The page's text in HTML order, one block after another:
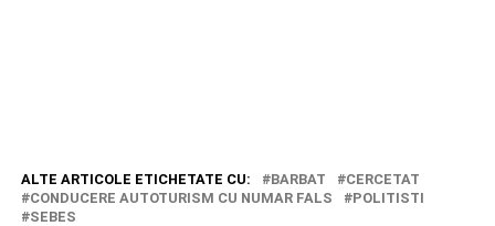
ALTE ARTICOLE ETICHETATE CU: BARBAT
CERCETAT
CONDUCERE AUTOTURISM CU NUMAR FALS
POLITISTI
SEBES